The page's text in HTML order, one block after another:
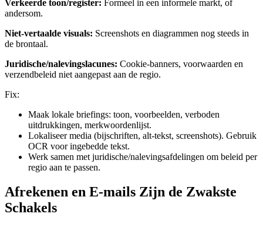
Verkeerde toon/register: Formeel in een informele markt, of
andersom.
Niet-vertaalde visuals: Screenshots en diagrammen nog steeds in
de brontaal.
Juridische/nalevingslacunes: Cookie-banners, voorwaarden en
verzendbeleid niet aangepast aan de regio.
Fix:
Maak lokale briefings: toon, voorbeelden, verboden
uitdrukkingen, merkwoordenlijst.
Lokaliseer media (bijschriften, alt-tekst, screenshots). Gebruik
OCR voor ingebedde tekst.
Werk samen met juridische/nalevingsafdelingen om beleid per
regio aan te passen.
Afrekenen en E-mails Zijn de Zwakste
Schakels